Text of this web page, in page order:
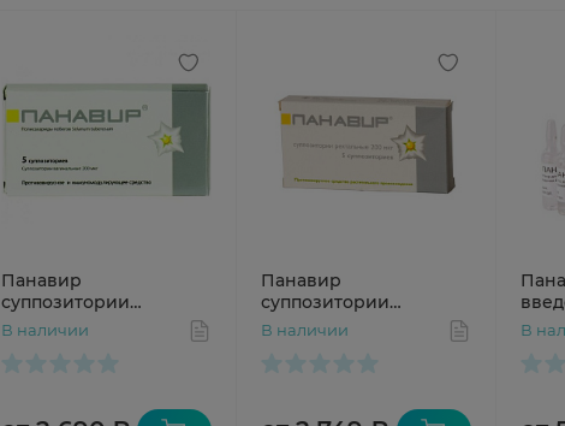
Панавир
суппозитории
вагинальные 200мкг
В наличии
Панавир
суппозитории
ректальные 200мкг N5
В наличии
5мл
В